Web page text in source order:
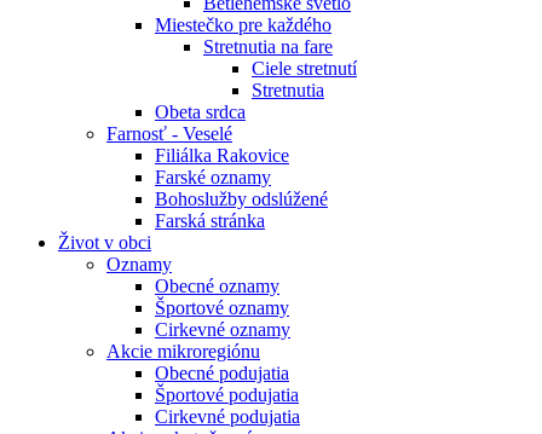
Miestečko pre každého
Stretnutia na fare
Ciele stretnutí
Stretnutia
Obeta srdca
Farnosť - Veselé
Filiálka Rakovice
Farské oznamy
Bohoslužby odslúžené
Farská stránka
Život v obci
Oznamy
Obecné oznamy
Športové oznamy
Cirkevné oznamy
Akcie mikroregiónu
Obecné podujatia
Športové podujatia
Cirkevné podujatia